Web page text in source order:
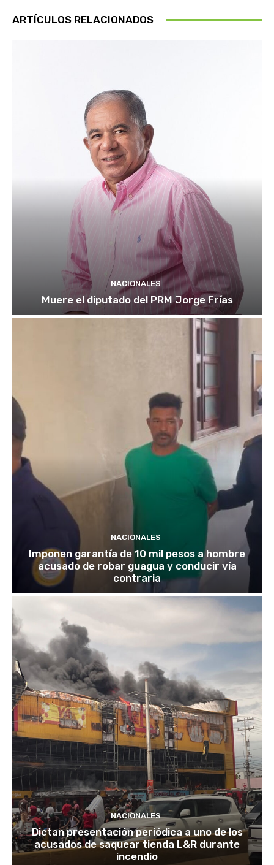
ARTÍCULOS RELACIONADOS
NACIONALES
Muere el diputado del PRM Jorge Frías
NACIONALES
Imponen garantía de 10 mil pesos a hombre
acusado de robar guagua y conducir vía
contraria
NACIONALES
Dictan presentación periódica a uno de los
acusados de saquear tienda L&R durante
incendio